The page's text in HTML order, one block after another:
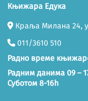
Књижара Едука
Краља Милана 24,
011/3610 510
Радно време
Радним данима 09 –
Суботом 8-16h